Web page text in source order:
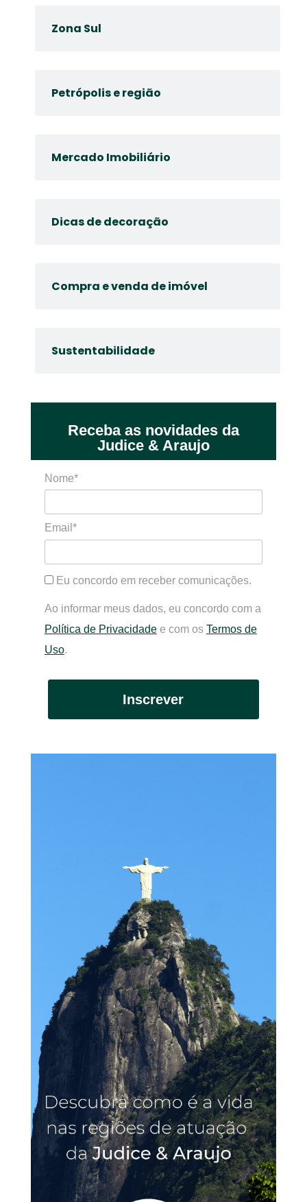
Zona Sul
Petrópolis e região
Mercado Imobiliário
Dicas de decoração
Compra e venda de imóvel
Sustentabilidade
Receba as novidades da
Judice & Araujo
Nome*
Email*
Eu concordo em receber comunicações.
Ao informar meus dados, eu concordo com a
Política de Privacidadee com os Termos de
Uso.
Inscrever